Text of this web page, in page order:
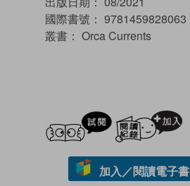
國際書號： 9781459828063
叢書： Orca Currents
試閲
加入／閱讀電子書